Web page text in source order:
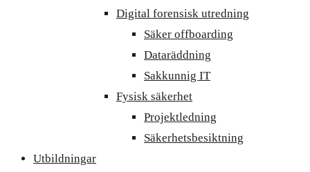
Digital forensisk utredning
Säker offboarding
Dataräddning
Sakkunnig IT
Fysisk säkerhet
Projektledning
Säkerhetsbesiktning
Utbildningar